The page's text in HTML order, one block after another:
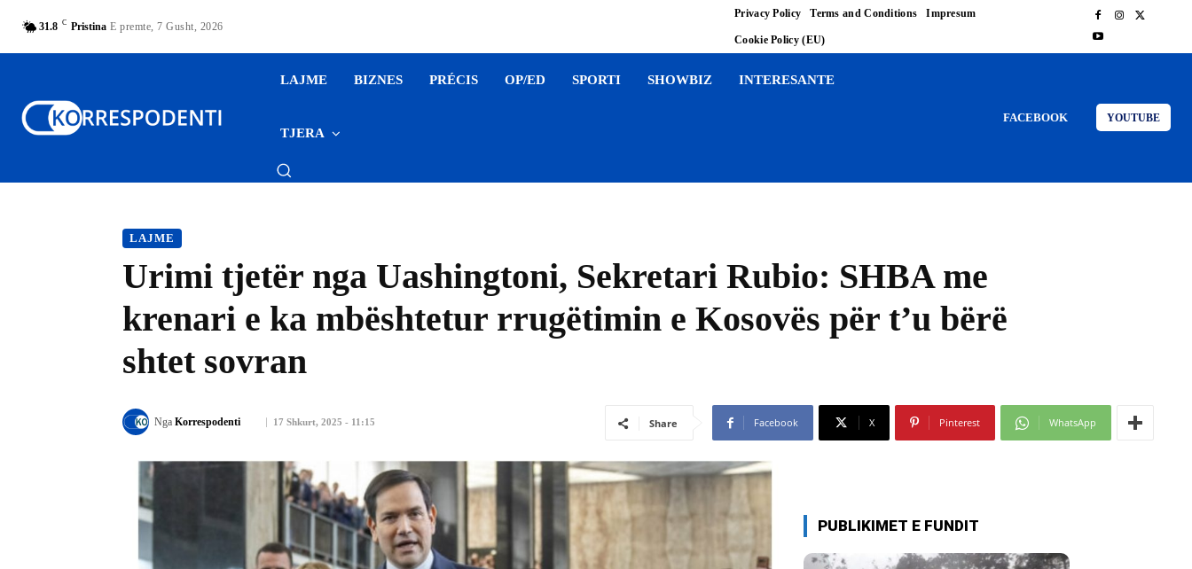
31.8 C Pristina E premte, 7 Gusht, 2026
Privacy Policy Terms and Conditions Impresum
Cookie Policy (EU)
LAJME BIZNES PRÉCIS OP/ED SPORTI SHOWBIZ INTERESANTE
TJERA
FACEBOOK YOUTUBE
LAJME
Urimi tjetër nga Uashingtoni, Sekretari Rubio: SHBA me
krenari e ka mbështetur rrugëtimin e Kosovës për t’u bërë
shtet sovran
17 Shkurt, 2025 - 11:15
Nga Korrespodenti Share Facebook X Pinterest WhatsApp
PUBLIKIMET E FUNDIT